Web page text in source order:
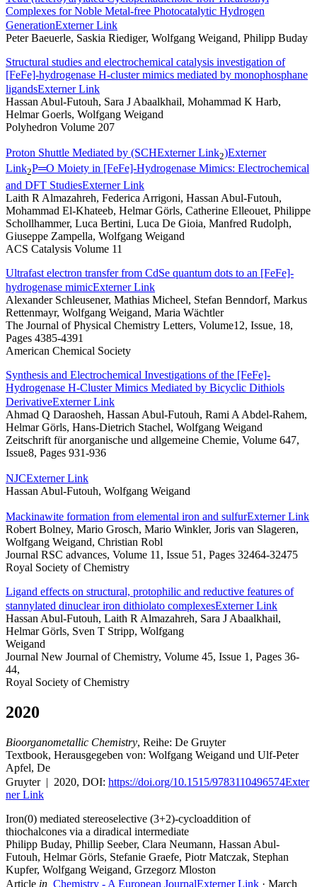
Complexes for Noble Metal-free Photocatalytic Hydrogen
GenerationExterner Link
Peter Baeuerle, Saskia Riediger, Wolfgang Weigand, Philipp Buday
Structural studies and electrochemical catalysis investigation of
[FeFe]-hydrogenase H-cluster mimics mediated by monophosphane
ligandsExterner Link
Hassan Abul-Futouh, Sara J Abaalkhail, Mohammad K Harb,
Helmar Goerls, Wolfgang Weigand
Polyhedron Volume 207
Proton Shuttle Mediated by (SCHExterner Link2)Externer
Link2P═O Moiety in [FeFe]-Hydrogenase Mimics: Electrochemical
and DFT StudiesExterner Link
Laith R Almazahreh, Federica Arrigoni, Hassan Abul-Futouh,
Mohammad El-Khateeb, Helmar Görls, Catherine Elleouet, Philippe
Schollhammer, Luca Bertini, Luca De Gioia, Manfred Rudolph,
Giuseppe Zampella, Wolfgang Weigand
ACS Catalysis Volume 11
Ultrafast electron transfer from CdSe quantum dots to an [FeFe]-
hydrogenase mimicExterner Link
Alexander Schleusener, Mathias Micheel, Stefan Benndorf, Markus
Rettenmayr, Wolfgang Weigand, Maria Wächtler
The Journal of Physical Chemistry Letters, Volume12, Issue, 18,
Pages 4385-4391
American Chemical Society
Synthesis and Electrochemical Investigations of the [FeFe]‐
Hydrogenase H‐Cluster Mimics Mediated by Bicyclic Dithiols
DerivativeExterner Link
Ahmad Q Daraosheh, Hassan Abul‐Futouh, Rami A Abdel‐Rahem,
Helmar Görls, Hans‐Dietrich Stachel, Wolfgang Weigand
Zeitschrift für anorganische und allgemeine Chemie, Volume 647,
Issue8, Pages 931-936
NJCExterner Link
Hassan Abul-Futouh, Wolfgang Weigand
Mackinawite formation from elemental iron and sulfurExterner Link
Robert Bolney, Mario Grosch, Mario Winkler, Joris van Slageren,
Wolfgang Weigand, Christian Robl
Journal RSC advances, Volume 11, Issue 51, Pages 32464-32475
Royal Society of Chemistry
Ligand effects on structural, protophilic and reductive features of
stannylated dinuclear iron dithiolato complexesExterner Link
Hassan Abul-Futouh, Laith R Almazahreh, Sara J Abaalkhail,
Helmar Görls, Sven T Stripp, Wolfgang
Weigand
Journal New Journal of Chemistry, Volume 45, Issue 1, Pages 36-
44,
Royal Society of Chemistry
2020
Bioorganometallic Chemistry, Reihe: De Gruyter
Textbook, Herausgegeben von: Wolfgang Weigand und Ulf-Peter
Apfel, De
Gruyter | 2020, DOI: https://doi.org/10.1515/9783110496574Exter
ner Link
Iron(0) mediated stereoselective (3+2)‐cycloaddition of
thiochalcones via a diradical intermediate
Philipp Buday, Phillip Seeber, Clara Neumann, Hassan Abul-
Futouh, Helmar Görls, Stefanie Graefe, Piotr Matczak, Stephan
Kupfer, Wolfgang Weigand, Grzegorz Mloston
Article in Chemistry - A European JournalExterner Link · March